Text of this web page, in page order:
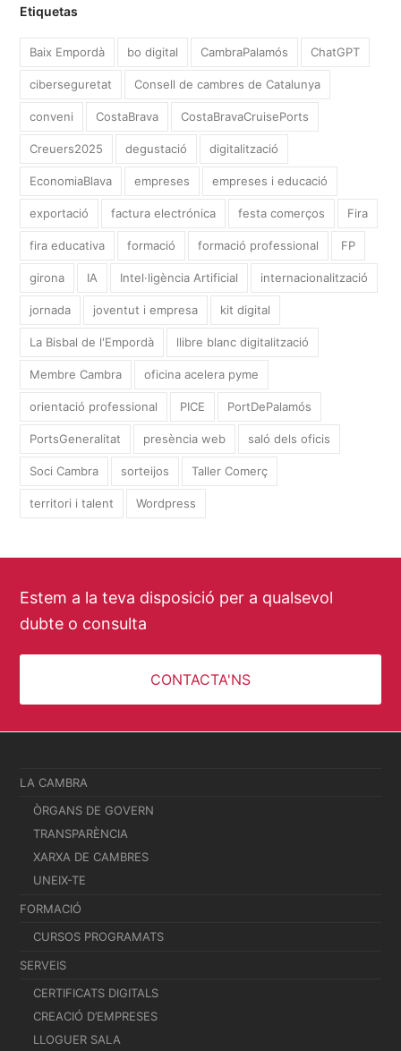
Etiquetas
Baix Empordà bo digital CambraPalamós ChatGPT
ciberseguretat Consell de cambres de Catalunya
conveni CostaBrava CostaBravaCruisePorts
Creuers2025 degustació digitalització
EconomiaBlava empreses empreses i educació
exportació factura electrónica festa comerços Fira
fira educativa formació formació professional FP
girona IA Intel·ligència Artificial internacionalització
jornada joventut i empresa kit digital
La Bisbal de l'Empordà llibre blanc digitalització
Membre Cambra oficina acelera pyme
orientació professional PICE PortDePalamós
PortsGeneralitat presència web saló dels oficis
Soci Cambra sorteijos Taller Comerç
territori i talent Wordpress
Estem a la teva disposició per a qualsevol
dubte o consulta
CONTACTA'NS
LA CAMBRA
ÒRGANS DE GOVERN
TRANSPARÈNCIA
XARXA DE CAMBRES
UNEIX-TE
FORMACIÓ
CURSOS PROGRAMATS
SERVEIS
CERTIFICATS DIGITALS
CREACIÓ D’EMPRESES
LLOGUER SALA